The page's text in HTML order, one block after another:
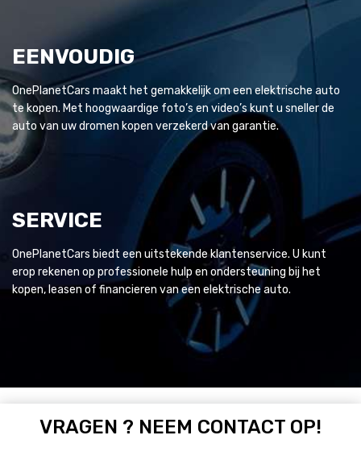
EENVOUDIG
OnePlanetCars maakt het gemakkelijk om een elektrische auto
te kopen. Met hoogwaardige foto’s en video’s kunt u sneller de
auto van uw dromen kopen verzekerd van garantie.
SERVICE
OnePlanetCars biedt een uitstekende klantenservice. U kunt
erop rekenen op professionele hulp en ondersteuning bij het
kopen, leasen of financieren van een elektrische auto.
VRAGEN ? NEEM CONTACT OP!